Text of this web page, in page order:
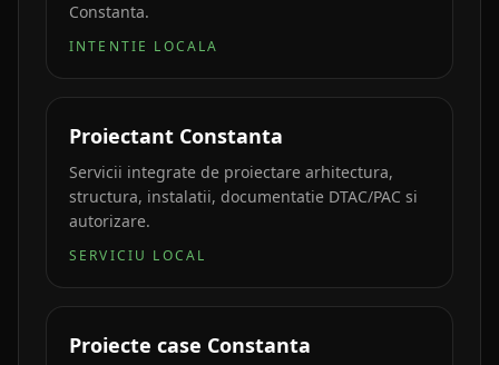
Constanta.
INTENTIE LOCALA
Proiectant Constanta
Servicii integrate de proiectare arhitectura,
structura, instalatii, documentatie DTAC/PAC si
autorizare.
SERVICIU LOCAL
Proiecte case Constanta